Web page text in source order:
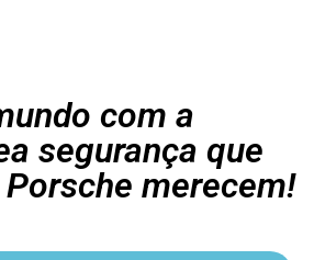
com a
segurança que
merecem!